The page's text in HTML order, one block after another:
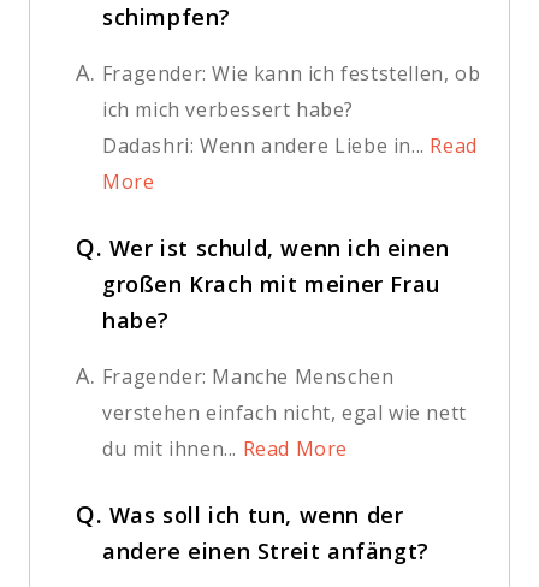
schimpfen?
A. Fragender: Wie kann ich feststellen, ob
ich mich verbessert habe?
Dadashri: Wenn andere Liebe in... Read
More
Q. Wer ist schuld, wenn ich einen
großen Krach mit meiner Frau
habe?
A. Fragender: Manche Menschen
verstehen einfach nicht, egal wie nett
du mit ihnen... Read More
Q. Was soll ich tun, wenn der
andere einen Streit anfängt?